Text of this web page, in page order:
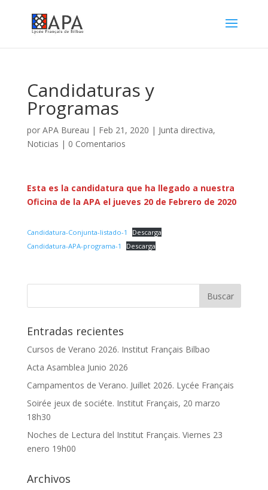
Candidaturas y
Programas
por APA Bureau | Feb 21, 2020 | Junta directiva,
Noticias | 0 Comentarios
Esta es la candidatura que ha llegado a nuestra
Oficina de la APA el jueves 20 de Febrero de 2020
Candidatura-Conjunta-listado-1
Descarga
Candidatura-APA-programa-1
Descarga
Entradas recientes
Cursos de Verano 2026. Institut Français Bilbao
Acta Asamblea Junio 2026
Campamentos de Verano. Juillet 2026. Lycée Français
Soirée jeux de sociéte. Institut Français, 20 marzo
18h30
Noches de Lectura del Institut Français. Viernes 23
enero 19h00
Archivos